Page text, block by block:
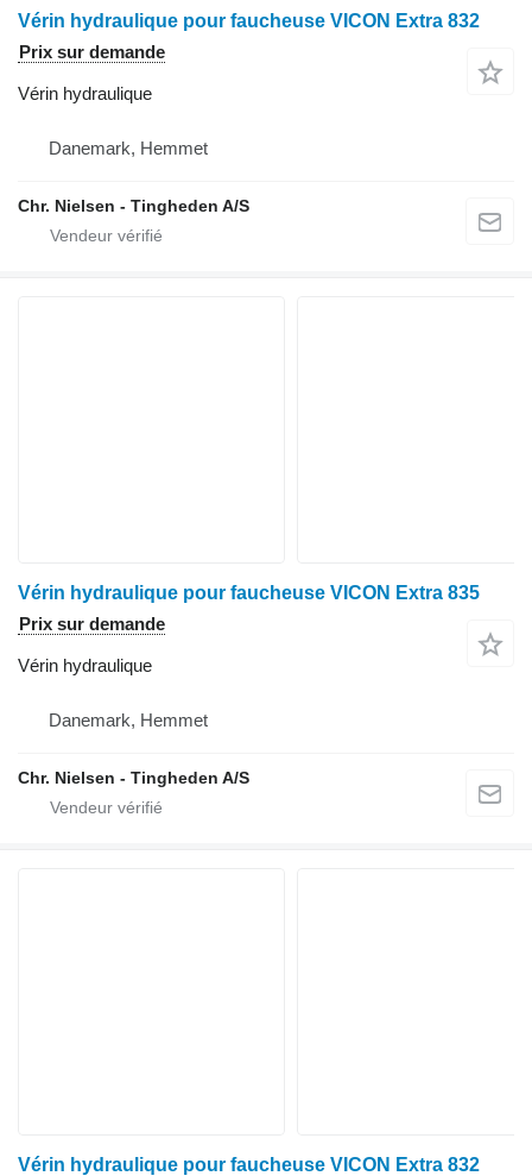
Vérin hydraulique pour faucheuse VICON Extra 832
Prix sur demande
Vérin hydraulique
Danemark, Hemmet
Chr. Nielsen - Tingheden A/S
Vérin hydraulique pour faucheuse VICON Extra 835
Prix sur demande
Vérin hydraulique
Danemark, Hemmet
Chr. Nielsen - Tingheden A/S
Vérin hydraulique pour faucheuse VICON Extra 832